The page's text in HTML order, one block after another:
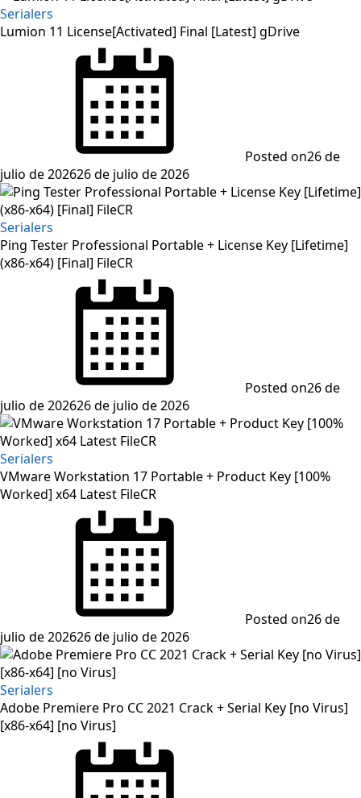
Serialers
Lumion 11 License[Activated] Final [Latest] gDrive
Posted on26 de
julio de 202626 de julio de 2026
Serialers
Ping Tester Professional Portable + License Key [Lifetime]
(x86-x64) [Final] FileCR
Posted on26 de
julio de 202626 de julio de 2026
Serialers
VMware Workstation 17 Portable + Product Key [100%
Worked] x64 Latest FileCR
Posted on26 de
julio de 202626 de julio de 2026
Serialers
Adobe Premiere Pro CC 2021 Crack + Serial Key [no Virus]
[x86-x64] [no Virus]